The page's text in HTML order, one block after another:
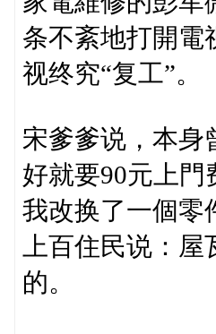
条不紊地打開
视终究“复工”。
宋爹爹说，本身
好就要90元上
我改换了一個零
上百住民说：
的。